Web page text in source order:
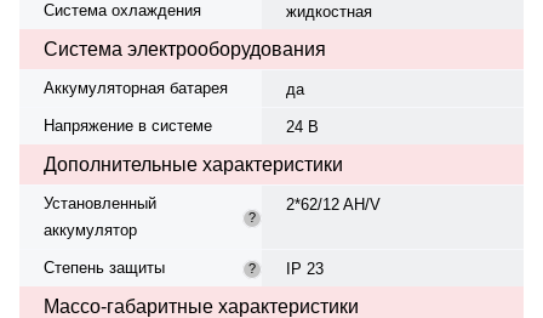
Система охлаждения жидкостная
Система электрооборудования
Аккумуляторная батарея
да
Напряжение в системе
24 В
Дополнительные характеристики
Установленный
аккумулятор
?
2*62/12 AH/V
Степень защиты ? IP 23
Массо-габаритные характеристики